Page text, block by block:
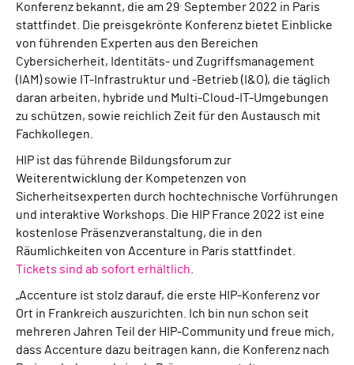
Konferenz bekannt, die am 29 September 2022 in Paris
stattfindet. Die preisgekrönte Konferenz bietet Einblicke
von führenden Experten aus den Bereichen
Cybersicherheit, Identitäts- und Zugriffsmanagement
(IAM) sowie IT-Infrastruktur und -Betrieb (I&O), die täglich
daran arbeiten, hybride und Multi-Cloud-IT-Umgebungen
zu schützen, sowie reichlich Zeit für den Austausch mit
Fachkollegen.
HIP ist das führende Bildungsforum zur
Weiterentwicklung der Kompetenzen von
Sicherheitsexperten durch hochtechnische Vorführungen
und interaktive Workshops. Die HIP France 2022 ist eine
kostenlose Präsenzveranstaltung, die in den
Räumlichkeiten von Accenture in Paris stattfindet.
Tickets sind ab sofort erhältlich
„Accenture ist stolz darauf, die erste HIP-Konferenz vor
Ort in Frankreich auszurichten. Ich bin nun schon seit
mehreren Jahren Teil der HIP-Community und freue mich,
dass Accenture dazu beitragen kann, die Konferenz nach